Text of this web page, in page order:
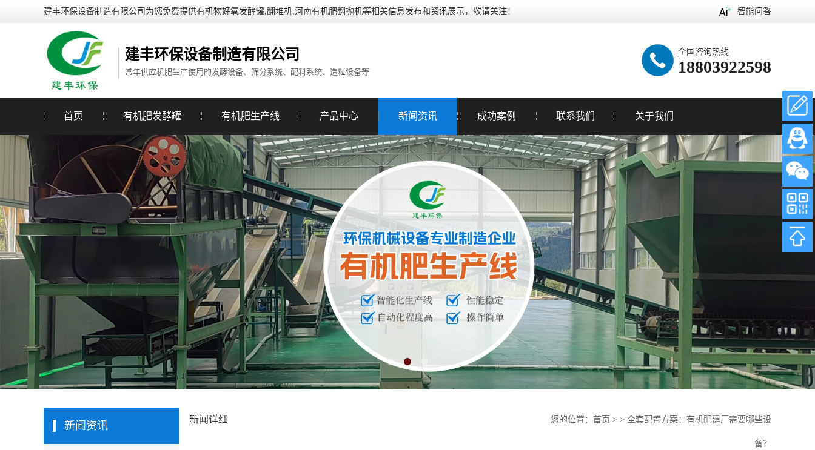
建丰环保设备制造有限公司为您免费提供有机物好氧发酵罐,翻堆机,河南有机肥翻抛机等相关信息发布和资讯展示，敬请关注！ 智能问答
建丰环保设备制造有限公司
常年供应机肥生产使用的发酵设备、筛分系统、配料系统、造粒设备等
全国咨询热线
18803922598
首页 有机肥发酵罐 有机肥生产线 产品中心 新闻资讯 成功案例 联系我们 关于我们
新闻资讯
新闻详细 您的位置： 首页 > > 全套配置方案：有机肥建厂需要哪些设
备？